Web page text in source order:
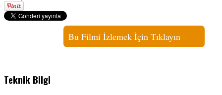
Bu Filmi İzlemek İçin Tıklayın
Teknik Bilgi